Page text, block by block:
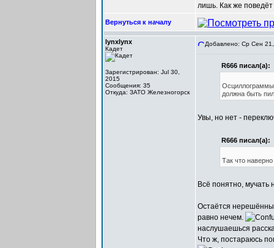
лишь. Как же поведёт
Вернуться к началу
lynxlynx
Кадет
Зарегистрирован: Jul 30,
2015
Сообщения: 35
Откуда: ЗАТО Железногорск
Добавлено: Ср Сен
R666 писал(а):
Осциллограммы
должна быть
Увы, но нет -
R666 писал(а):
Так что
Всё понятно, мучать
Остаётся
равно нечем.
наслушаешься
Что ж, постараюсь